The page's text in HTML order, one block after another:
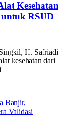
Kesehatan
RSUD
H. Safriadi
kesehatan dari